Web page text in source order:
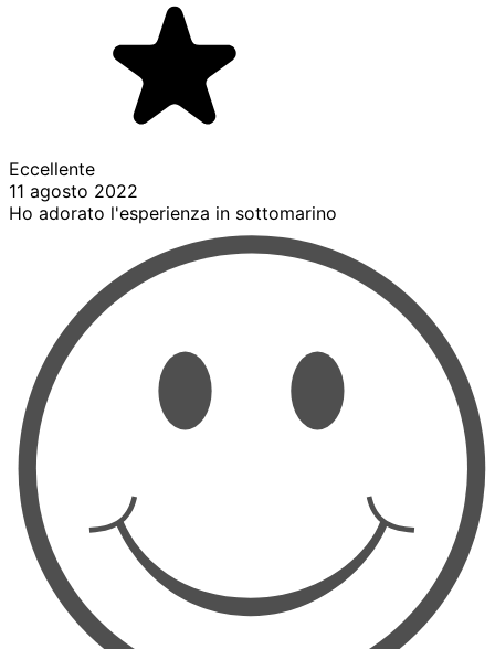
Eccellente
11 agosto 2022
Ho adorato l'esperienza in sottomarino